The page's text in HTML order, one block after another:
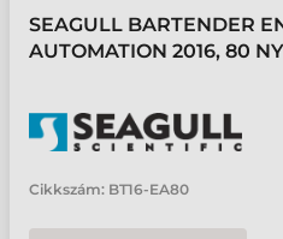
SEAGULL BARTENDER
AUTOMATION 2016, 80
Cikkszám: BT16-EA80